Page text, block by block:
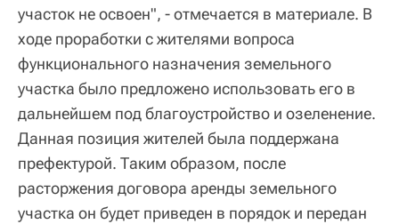
участок не освоен", - отмечается в материале. В
ходе проработки с жителями вопроса
функционального назначения земельного
участка было предложено использовать его в
дальнейшем под благоустройство и озеленение.
Данная позиция жителей была поддержана
префектурой. Таким образом, после
расторжения договора аренды земельного
участка он будет приведен в порядок и передан